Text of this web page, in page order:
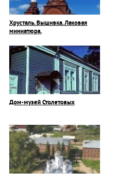
Хрусталь. Вышивка. Лаковая
миниатюра.
Дом-музей Столетовых